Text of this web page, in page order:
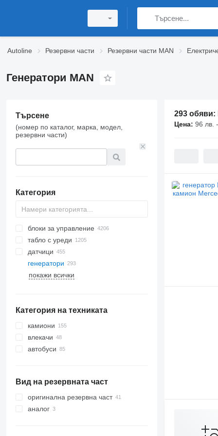
Autoline Резервни части Резервни части MAN
Генератори MAN
Търсене
(номер по каталог, марка, модел,
резервни части)
Категория
блоки за управление
табло с уреди
датчици
генератори
покажи всички
Категория на техниката
камиони
влекачи
автобуси
Вид на резервната част
оригинална резервна част
аналог
293 обяви:
Цена: 96 лв.